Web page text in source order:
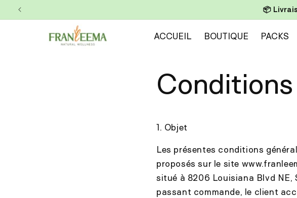
Skip to
🎁
ACCUEIL BOUTIQUE PACKS
1. Objet
Les présentes conditions
proposés sur le site
situé à 8206 Louisiana Blvd NE,
passant commande, le client